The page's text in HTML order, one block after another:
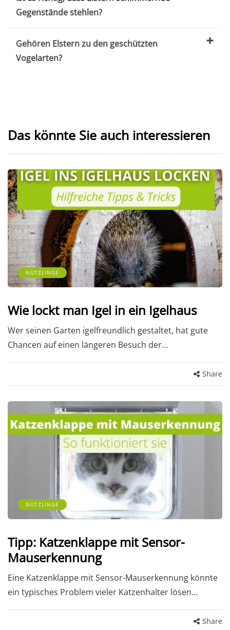
Gegenstände stehlen?
Gehören Elstern zu den geschützten
Vogelarten?
Das könnte Sie auch interessieren
NÜTZLINGE
Wie lockt man Igel in ein Igelhaus
Wer seinen Garten igelfreundlich gestaltet, hat gute
Chancen auf einen längeren Besuch der…
Share
NÜTZLINGE
Tipp: Katzenklappe mit Sensor-
Mauserkennung
Eine Katzenklappe mit Sensor-Mauserkennung könnte
ein typisches Problem vieler Katzenhalter lösen…
Share